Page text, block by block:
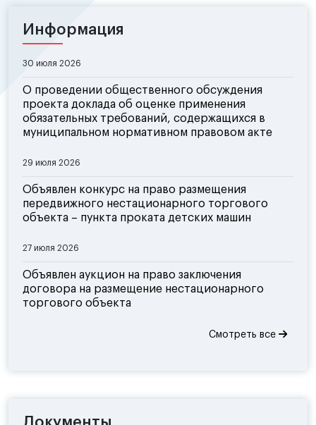
Информация
30 июля 2026
О проведении общественного обсуждения
проекта доклада об оценке применения
обязательных требований, содержащихся в
муниципальном нормативном правовом акте
29 июля 2026
Объявлен конкурс на право размещения
передвижного нестационарного торгового
объекта – пункта проката детских машин
27 июля 2026
Объявлен аукцион на право заключения
договора на размещение нестационарного
торгового объекта
Смотреть все